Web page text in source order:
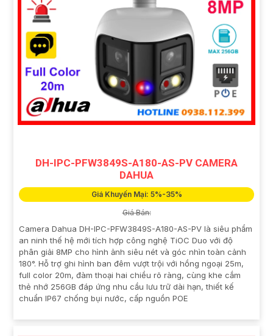
DH-IPC-PFW3849S-A180-AS-PV CAMERA
DAHUA
Giá Khuyến Mại: 5%-35%
Giá Bán:
Camera Dahua DH-IPC-PFW3849S-A180-AS-PV là siêu phẩm
an ninh thế hệ mới tích hợp công nghệ TiOC Duo với độ
phân giải 8MP cho hình ảnh siêu nét và góc nhìn toàn cảnh
180°. Hỗ trợ ghi hình ban đêm vượt trội với hồng ngoại 25m,
full color 20m, đàm thoại hai chiều rõ ràng, cùng khe cắm
thẻ nhớ 256GB đáp ứng nhu cầu lưu trữ dài hạn, thiết kế
chuẩn IP67 chống bụi nước, cấp nguồn POE